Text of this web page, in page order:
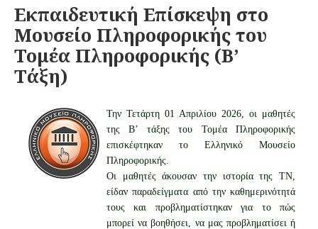
Εκπαιδευτική Επίσκεψη στο
Μουσείο Πληροφορικής του
Τομέα Πληροφορικής (Β’
Τάξη)
Την Τετάρτη 01 Απριλίου 2026, οι μαθητές
της Β’ τάξης του Τομέα Πληροφορικής
επισκέφτηκαν το Ελληνικό Μουσείο
Πληροφορικής.
Οι μαθητές άκουσαν την ιστορία της ΤΝ,
είδαν παραδείγματα από την καθημερινότητά
τους και προβληματίστηκαν για το πώς
μπορεί να βοηθήσει, να μας προβληματίσει ή